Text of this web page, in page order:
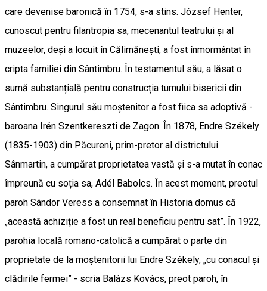
care devenise baronică în 1754, s-a stins. József Henter,
cunoscut pentru filantropia sa, mecenantul teatrului și al
muzeelor, deși a locuit în Călimănești, a fost înmormântat în
cripta familiei din Sântimbru. În testamentul său, a lăsat o
sumă substanțială pentru construcția turnului bisericii din
Sântimbru. Singurul său moștenitor a fost fiica sa adoptivă -
baroana Irén Szentkereszti de Zagon. În 1878, Endre Székely
(1835-1903) din Păcureni, prim-pretor al districtului
Sânmartin, a cumpărat proprietatea vastă și s-a mutat în conac
împreună cu soția sa, Adél Babolcs. În acest moment, preotul
paroh Sándor Veress a consemnat în Historia domus că
„această achiziție a fost un real beneficiu pentru sat”. În 1922,
parohia locală romano-catolică a cumpărat o parte din
proprietate de la moștenitorii lui Endre Székely, „cu conacul și
clădirile fermei” - scria Balázs Kovács, preot paroh, în